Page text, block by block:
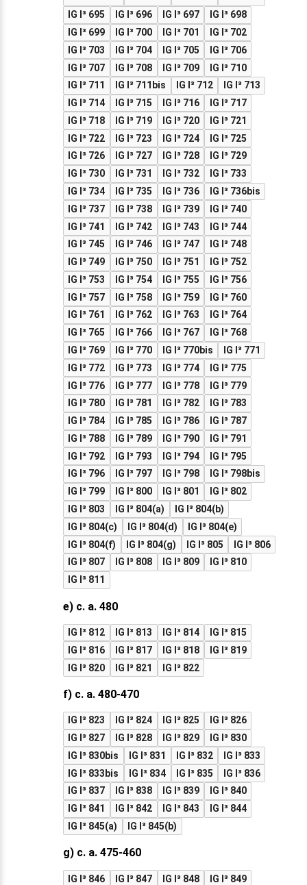
IG I³ 695
IG I³ 696 IG I³ 697
IG I³ 698
IG I³ 699
IG I³ 700 IG I³ 701
IG I³ 702
IG I³ 703
IG I³ 704 IG I³ 705
IG I³ 706
IG I³ 707
IG I³ 708 IG I³ 709
IG I³ 710
IG I³ 711
IG I³ 711bis IG I³ 712
IG I³ 713
IG I³ 714
IG I³ 715 IG I³ 716
IG I³ 717
IG I³ 718
IG I³ 719 IG I³ 720
IG I³ 721
IG I³ 722
IG I³ 723 IG I³ 724
IG I³ 725
IG I³ 726
IG I³ 727 IG I³ 728
IG I³ 729
IG I³ 730
IG I³ 731 IG I³ 732
IG I³ 733
IG I³ 734
IG I³ 735 IG I³ 736
IG I³ 736bis
IG I³ 737
IG I³ 738 IG I³ 739
IG I³ 740
IG I³ 741
IG I³ 742 IG I³ 743
IG I³ 744
IG I³ 745
IG I³ 746 IG I³ 747
IG I³ 748
IG I³ 749
IG I³ 750 IG I³ 751
IG I³ 752
IG I³ 753
IG I³ 754 IG I³ 755
IG I³ 756
IG I³ 757
IG I³ 758 IG I³ 759
IG I³ 760
IG I³ 761
IG I³ 762 IG I³ 763
IG I³ 764
IG I³ 765
IG I³ 766 IG I³ 767
IG I³ 768
IG I³ 769
IG I³ 770 IG I³ 770bis
IG I³ 771
IG I³ 772
IG I³ 773 IG I³ 774
IG I³ 775
IG I³ 776
IG I³ 777 IG I³ 778
IG I³ 779
IG I³ 780
IG I³ 781 IG I³ 782
IG I³ 783
IG I³ 784
IG I³ 785 IG I³ 786
IG I³ 787
IG I³ 788
IG I³ 789 IG I³ 790
IG I³ 791
IG I³ 792
IG I³ 793 IG I³ 794
IG I³ 795
IG I³ 796
IG I³ 797 IG I³ 798
IG I³ 798bis
IG I³ 799
IG I³ 800 IG I³ 801
IG I³ 802
IG I³ 803
IG I³ 804(a)
IG I³ 804(b)
IG I³ 804(c)
IG I³ 804(d)
IG I³ 804(e)
IG I³ 804(f)
IG I³ 804(g) IG I³ 805
IG I³ 806
IG I³ 807
IG I³ 808 IG I³ 809
IG I³ 810
IG I³ 811
e) c. a. 480
IG I³ 812 IG I³ 813 IG I³ 814
IG I³ 815
IG I³ 816
IG I³ 817 IG I³ 818
IG I³ 819
IG I³ 820
IG I³ 821 IG I³ 822
f) c. a. 480-470
IG I³ 823 IG I³ 824 IG I³ 825
IG I³ 826
IG I³ 827
IG I³ 828 IG I³ 829
IG I³ 830
IG I³ 830bis
IG I³ 831 IG I³ 832
IG I³ 833
IG I³ 833bis
IG I³ 834 IG I³ 835
IG I³ 836
IG I³ 837
IG I³ 838 IG I³ 839
IG I³ 840
IG I³ 841
IG I³ 842 IG I³ 843
IG I³ 844
IG I³ 845(a)
IG I³ 845(b)
g) c. a. 475-460
IG I³ 846 IG I³ 847 IG I³ 848
IG I³ 849